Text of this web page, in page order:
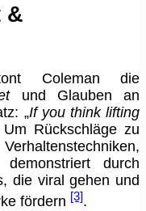
&
Coleman die
und Glauben an
„If you think lifting
Um Rückschläge zu
durch
die viral gehen und
fördern [3].